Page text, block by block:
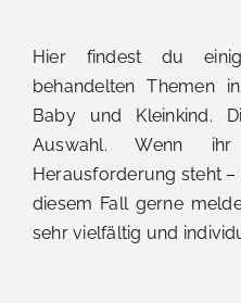
Hier findest du
behandelten Themen
Baby und Kleinkind.
Auswahl.Wenn
Herausforderung steht
diesem Fall gerne
sehr vielfältig und